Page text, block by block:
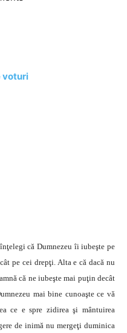
voturi
că Dumnezeu îi iubeşte pe
pe cei drepţi. Alta e că dacă nu
că ne iubeşte mai puţin decât
mai bine cunoaşte ce vă
ce e spre zidirea şi mântuirea
de inimă nu mergeţi duminica